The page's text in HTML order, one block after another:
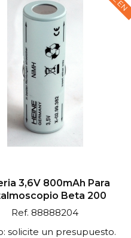
3,6V 800mAh Para
Beta 200
Ref. 88888204
solicite un presupuesto.